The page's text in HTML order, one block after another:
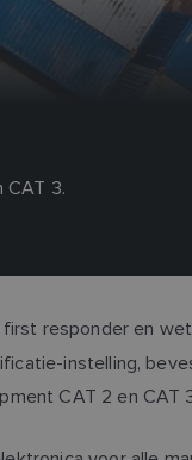
CAT 3.
responder en
instelling,
CAT 2 en CAT